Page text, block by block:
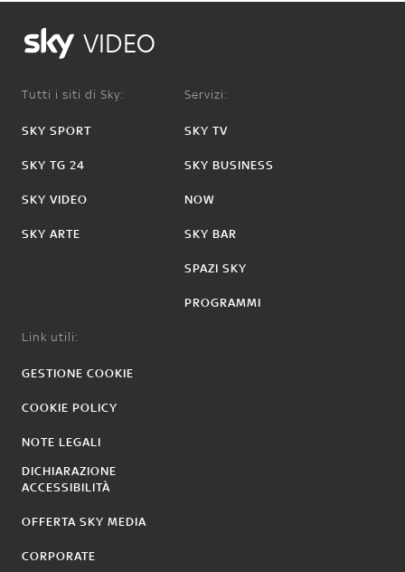
VIDEO
Tutti i siti di Sky:
SKY SPORT
SKY TG 24
SKY VIDEO
SKY ARTE
Servizi:
SKY TV
SKY BUSINESS
NOW
SKY BAR
SPAZI SKY
PROGRAMMI
Link utili:
GESTIONE COOKIE
COOKIE POLICY
NOTE LEGALI
DICHIARAZIONE
ACCESSIBILITÀ
OFFERTA SKY MEDIA
CORPORATE